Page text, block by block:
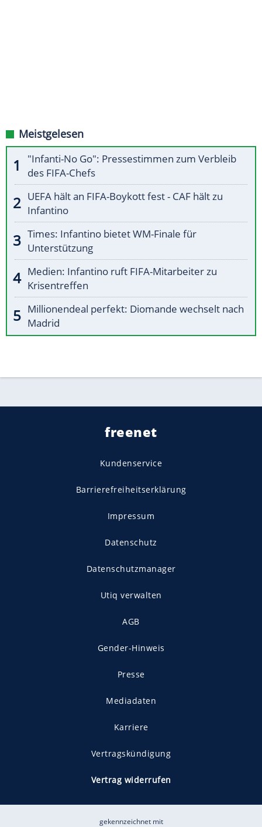
Meistgelesen
"Infanti-No Go": Pressestimmen zum Verbleib
des FIFA-Chefs
UEFA hält an FIFA-Boykott fest - CAF hält zu
Infantino
Times: Infantino bietet WM-Finale für
Unterstützung
Medien: Infantino ruft FIFA-Mitarbeiter zu
Krisentreffen
Millionendeal perfekt: Diomande wechselt nach
Madrid
freenet
Kundenservice
Barrierefreiheitserklärung
Impressum
Datenschutz
Datenschutzmanager
Utiq verwalten
AGB
Gender-Hinweis
Presse
Mediadaten
Karriere
Vertragskündigung
Vertrag widerrufen
gekennzeichnet mit